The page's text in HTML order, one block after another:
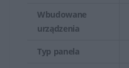
Wbudowane
urządzenia
Typ panela